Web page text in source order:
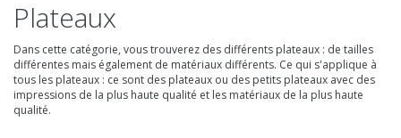
Plateaux
Dans cette catégorie, vous trouverez des différents plateaux : de tailles
différentes mais également de matériaux différents. Ce qui s'applique à
tous les plateaux : ce sont des plateaux ou des petits plateaux avec des
impressions de la plus haute qualité et les matériaux de la plus haute
qualité.